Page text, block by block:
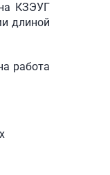
КЗЭУГ
длиной
работа